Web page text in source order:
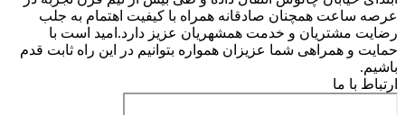
عرصه ساعت همچنان صادقانه همراه با کیفیت اهتمام به جلب
رضایت مشتریان و خدمت همشهریان عزیز دارد.امید است با
حمایت و همراهی شما عزیزان همواره بتوانیم در این راه ثابت قدم
باشیم.
ارتباط با ما